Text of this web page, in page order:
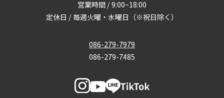
営業時間 / 9:00~18:00
定休日 / 毎週火曜・水曜日（※祝日除く）
086-279-7979
086-279-7485